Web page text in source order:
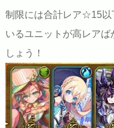
制限には合計レア☆15以
いるユニットが高レア
しょう！